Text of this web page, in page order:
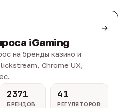
→
iGaming
на бренды казино и
Chrome UX,
2371
БРЕНДОВ
41
РЕГУЛЯТОРОВ